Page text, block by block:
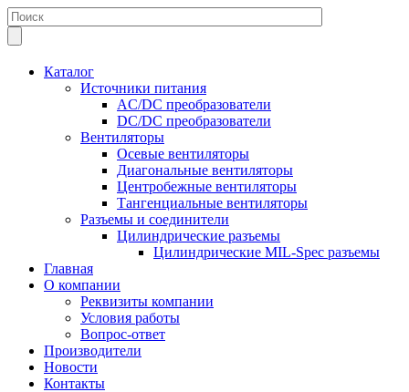
Каталог
Источники питания
AC/DC преобразователи
DC/DC преобразователи
Вентиляторы
Осевые вентиляторы
Диагональные вентиляторы
Центробежные вентиляторы
Тангенциальные вентиляторы
Разъемы и соединители
Цилиндрические разъемы
Цилиндрические MIL-Spec разъемы
Главная
О компании
Реквизиты компании
Условия работы
Вопрос-ответ
Производители
Новости
Контакты